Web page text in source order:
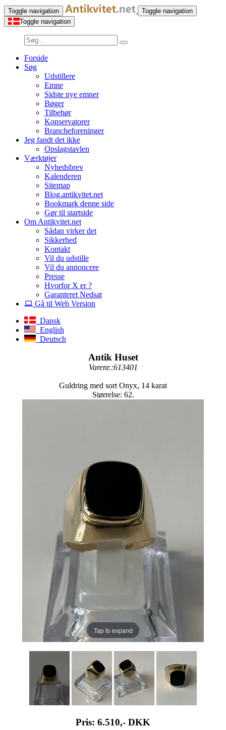
Toggle navigation
Toggle navigation
Toggle navigation
Forside
Søg
Udstillere
Emne
Sidste nye emner
Bøger
Tilbehør
Konservatorer
Brancheforeninger
Jeg fandt det ikke
Opslagstavlen
Værktøjer
Nyhedsbrev
Kalenderen
Sitemap
Blog.antikvitet.net
Bookmark denne side
Gør til startside
Om Antikvitet.net
Sådan virker det
Sikkerhed
Kontakt
Vil du udstille
Vil du annoncere
Presse
Hvorfor X er ?
Garanteret Nedsat
Gå til Web Version
Dansk
English
Deutsch
Antik Huset
Varenr.:613401
Guldring med sort Onyx, 14 karat
Størrelse: 62.
Tap to expand
Pris: 6.510,- DKK